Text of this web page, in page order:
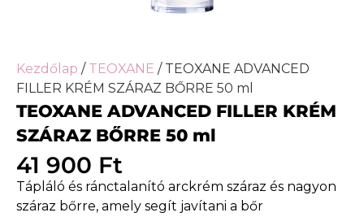
Kezdőlap / TEOXANE / TEOXANE ADVANCED
FILLER KRÉM SZÁRAZ BŐRRE 50 ml
TEOXANE ADVANCED FILLER KRÉM
SZÁRAZ BŐRRE 50 ml
41 900 Ft
Tápláló és ránctalanító arckrém száraz és nagyon
száraz bőrre, amely segít javítani a bőr